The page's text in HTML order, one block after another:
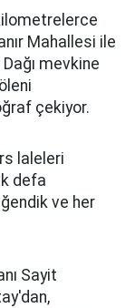
Mahallesi ile
mevkine
çekiyor.
laleleri
defa
ve her
Sayit